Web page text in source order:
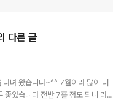
다른 글
다녀 왔습니다~^^ 7월이라 많이 더
좋았습니다 전반 7홀 정도 되니 라이